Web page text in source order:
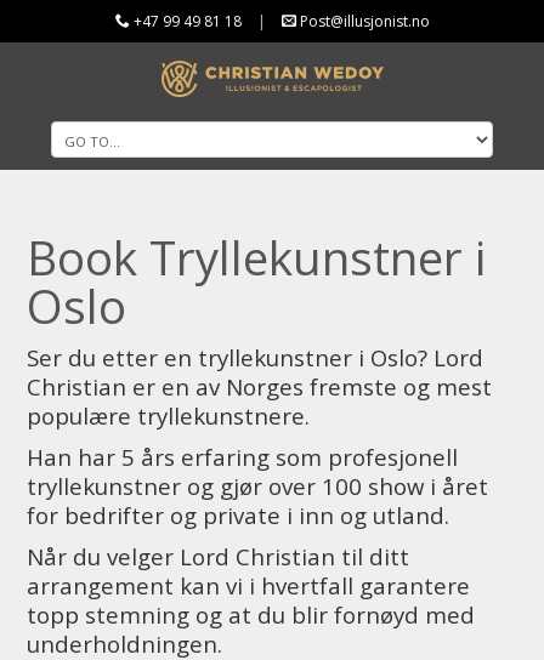
+47 99 49 81 18 | Post@illusjonist.no
Book Tryllekunstner i
Oslo
Ser du etter en tryllekunstner i Oslo? Lord
Christian er en av Norges fremste og mest
populære tryllekunstnere.
Han har 5 års erfaring som profesjonell
tryllekunstner og gjør over 100 show i året
for bedrifter og private i inn og utland.
Når du velger Lord Christian til ditt
arrangement kan vi i hvertfall garantere
topp stemning og at du blir fornøyd med
underholdningen.